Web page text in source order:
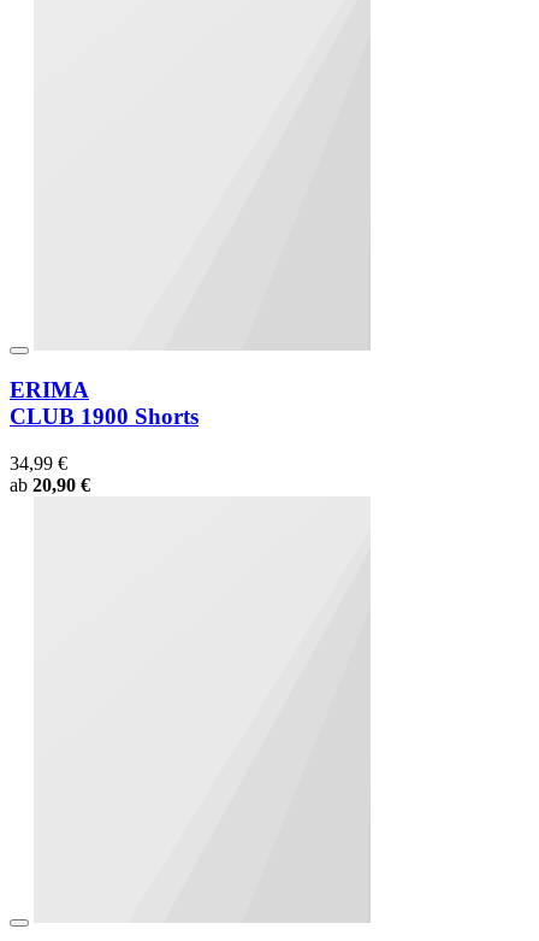
ERIMA
CLUB 1900 Shorts
34,99 €
ab 20,90 €